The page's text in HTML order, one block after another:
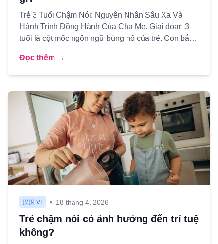
Trẻ 3 Tuổi Chậm Nói: Nguyên Nhân Sâu Xa Và
Hành Trình Đồng Hành Của Cha Mẹ. Giai đoạn 3
tuổi là cột mốc ngôn ngữ bùng nổ của trẻ. Con bắt
Đọc thêm →
🇻🇳 VI • 18 tháng 4, 2026
Trẻ chậm nói có ảnh hưởng đến trí tuệ
không?